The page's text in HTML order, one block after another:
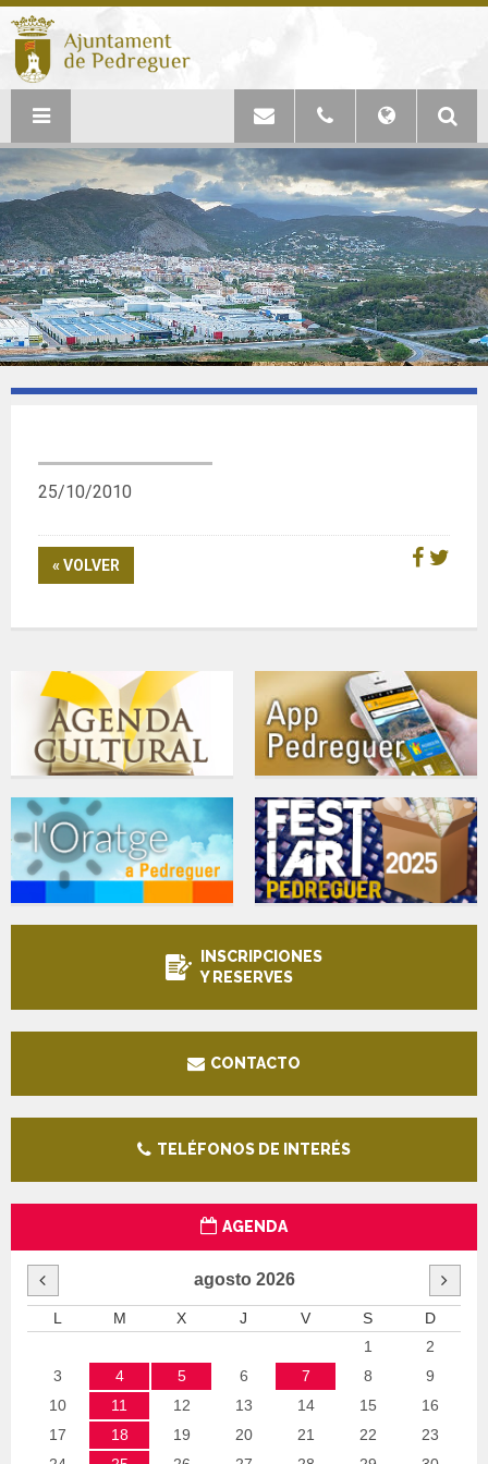
25/10/2010
« VOLVER
INSCRIPCIONES
Y RESERVES
CONTACTO
TELÉFONOS DE INTERÉS
AGENDA
agosto 2026
L M X J V S
D
1
2
3
4 5 6 7 8
9
10
11 12 13 14 15
16
17
18 19 20 21 22
23